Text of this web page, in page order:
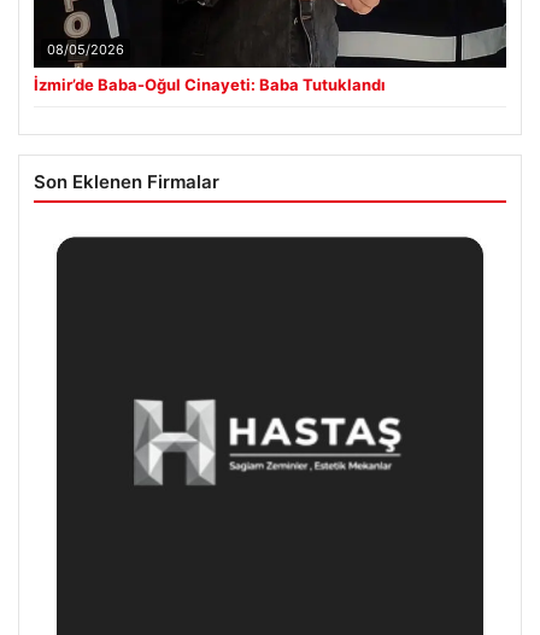
08/05/2026
İzmir’de Baba-Oğul Cinayeti: Baba Tutuklandı
Son Eklenen Firmalar